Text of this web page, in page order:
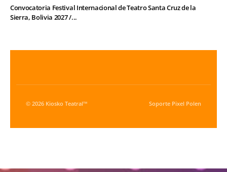
Convocatoria Festival Internacional de Teatro Santa Cruz de la
Sierra, Bolivia 2027 /...
© 2026 Kiosko Teatral™ Soporte Pixel Polen